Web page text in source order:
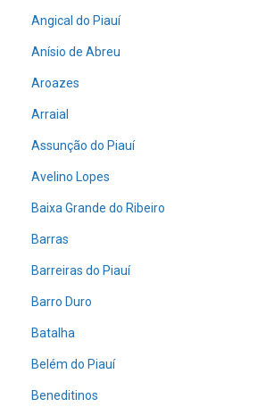
Angical do Piauí
Anísio de Abreu
Aroazes
Arraial
Assunção do Piauí
Avelino Lopes
Baixa Grande do Ribeiro
Barras
Barreiras do Piauí
Barro Duro
Batalha
Belém do Piauí
Beneditinos